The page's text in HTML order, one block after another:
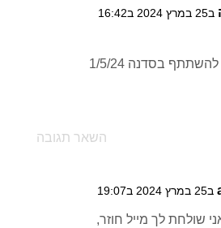
ב25 במרץ 2024 ב16:42
בסדנה 1/5/24
השאר תגובה
ב25 במרץ 2024 ב19:07
שולחת לך מייל חוזר,